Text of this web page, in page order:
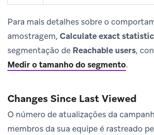
Para mais detalhes sobre o
amostragem, Calculate exact
segmentação de Reachable users,
Medir o tamanho do segmento.
Changes Since Last Viewed
O número de atualizações da
membros da sua equipe é rastreado